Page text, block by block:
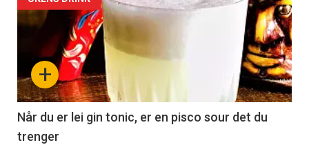
akkurat
nå
-
2
+
Når du er lei gin tonic, er en pisco sour det du
trenger